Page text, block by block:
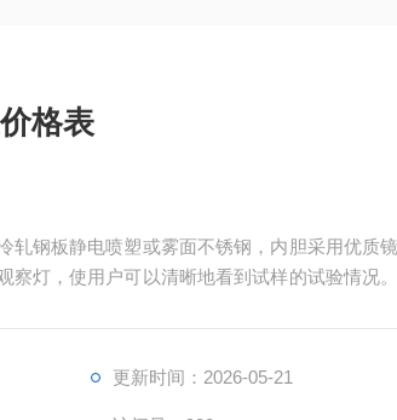
格表
轧钢板静电喷塑或雾面不锈钢，内胆采用优质
察灯，使用户可以清晰地看到试样的试验情况
更新时间：2026-05-21